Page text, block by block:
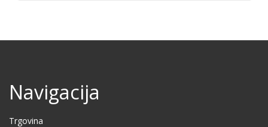
Navigacija
Trgovina